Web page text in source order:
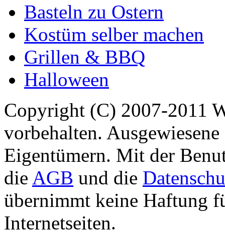
Basteln zu Ostern
Kostüm selber machen
Grillen & BBQ
Halloween
Copyright (C) 2007-2011
vorbehalten.
Eigentümern. Mit der
die AGB und die
übernimmt keine Haftung
Internetseiten.